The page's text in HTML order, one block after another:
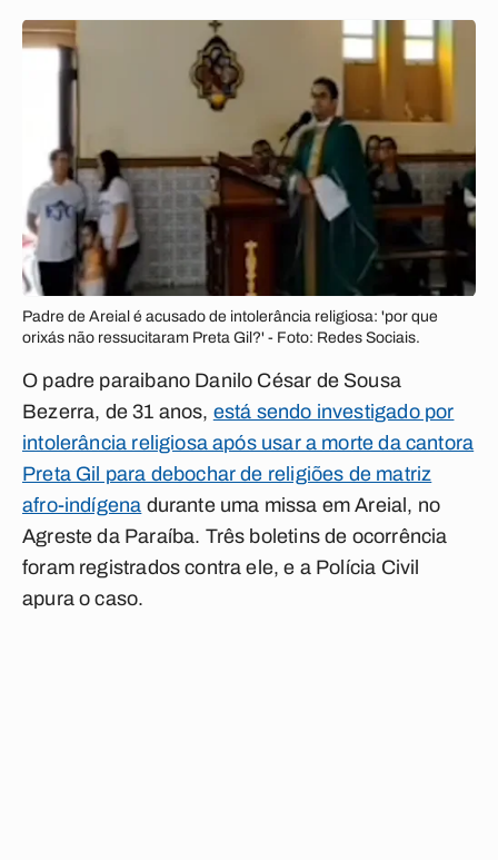
Padre de Areial é acusado de intolerância religiosa: 'por que
orixás não ressucitaram Preta Gil?' - Foto: Redes Sociais.
O padre paraibano Danilo César de Sousa
Bezerra, de 31 anos, está sendo investigado por
intolerância religiosa após usar a morte da cantora
Preta Gil para debochar de religiões de matriz
afro-indígena durante uma missa em Areial, no
Agreste da Paraíba. Três boletins de ocorrência
foram registrados contra ele, e a Polícia Civil
apura o caso.